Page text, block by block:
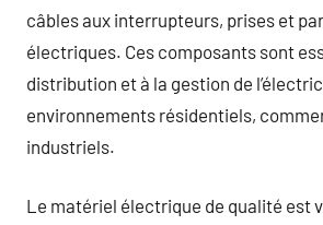
câbles aux interrupteurs, prises et
électriques. Ces composants sont
distribution et à la gestion de
environnements résidentiels,
industriels.
Le matériel électrique de qualité est